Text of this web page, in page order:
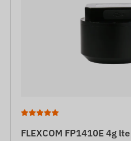
FLEXCOM FP1410E 4g